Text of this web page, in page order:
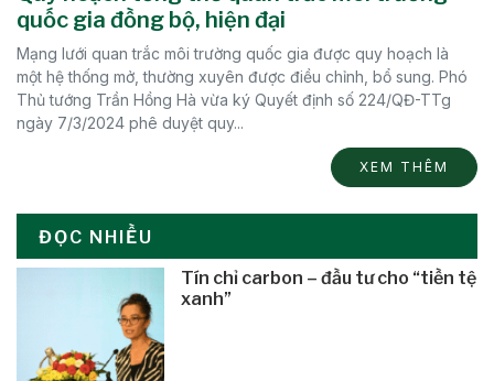
quốc gia đồng bộ, hiện đại
Mạng lưới quan trắc môi trường quốc gia được quy hoạch là
một hệ thống mở, thường xuyên được điều chỉnh, bổ sung. Phó
Thủ tướng Trần Hồng Hà vừa ký Quyết định số 224/QĐ-TTg
ngày 7/3/2024 phê duyệt quy...
XEM THÊM
ĐỌC NHIỀU
Tín chỉ carbon – đầu tư cho “tiền tệ
xanh”